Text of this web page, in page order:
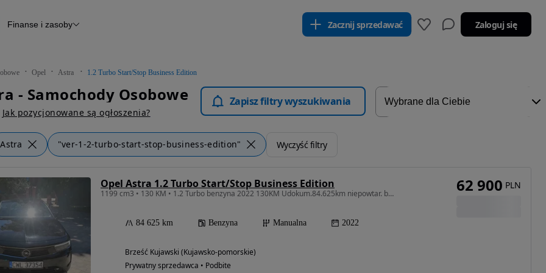
Raport z inspekcji
Otomoto News
Finanse i zasoby Zacznij sprzedawać Zaloguj się
Opel Astra 1.2 Turbo Start/Stop Business Edition
- Samochody Osobowe
Jak pozycjonowane są ogłoszenia?
Zapisz filtry wyszukiwania
Astra "ver-1-2-turbo-start-stop-business-edition" Wyczyść filtry
Opel Astra 1.2 Turbo Start/Stop Business Edition
1199 cm3 • 130 KM • 1.2 Turbo benzyna 2022 130KM Udokum.84.625km niepowtar. bardzo bogata
84 625 km Benzyna Manualna 2022
Brześć Kujawski (Kujawsko-pomorskie)
Prywatny sprzedawca • Podbite
62 900 PLN